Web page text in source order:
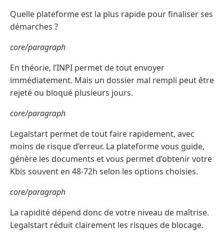
Quelle plateforme est la plus rapide pour finaliser ses
démarches ?
core/paragraph
En théorie, l’INPI permet de tout envoyer
immédiatement. Mais un dossier mal rempli peut être
rejeté ou bloqué plusieurs jours.
core/paragraph
Legalstart permet de tout faire rapidement, avec
moins de risque d’erreur. La plateforme vous guide,
génère les documents et vous permet d’obtenir votre
Kbis souvent en 48-72h selon les options choisies.
core/paragraph
La rapidité dépend donc de votre niveau de maîtrise.
Legalstart réduit clairement les risques de blocage.